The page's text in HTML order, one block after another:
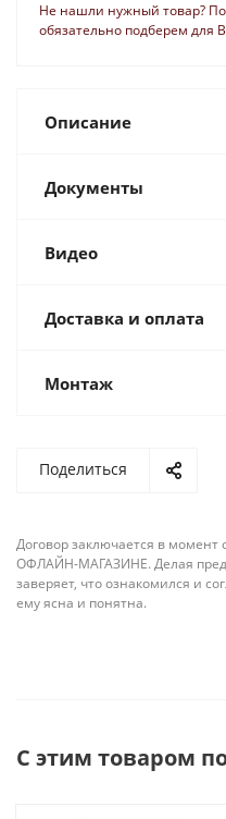
Не нашли нужный товар?
обязательно подберем для
Описание
Документы
Видео
Доставка и оплата
Монтаж
Поделиться
Договор заключается в
ОФЛАЙН-МАГАЗИНЕ. Делая
заверяет, что ознакомился и
ему ясна и понятна.
С этим товаром